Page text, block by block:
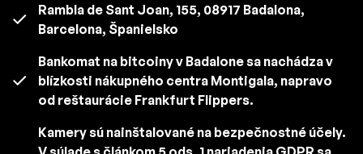
Rambla de Sant Joan, 155, 08917 Badalona,
Barcelona, Španielsko
Bankomat na bitcoiny v Badalone sa nachádza v
blízkosti nákupného centra Montigala, napravo
od reštaurácie Frankfurt Flippers.
Kamery sú nainštalované na bezpečnostné účely.